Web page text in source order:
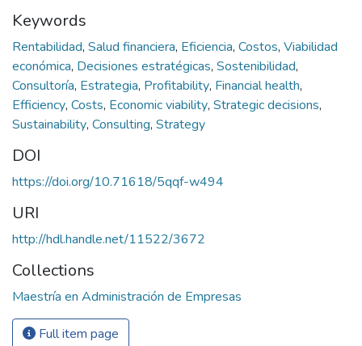
Keywords
Rentabilidad, Salud financiera, Eficiencia, Costos, Viabilidad
económica, Decisiones estratégicas, Sostenibilidad,
Consultoría, Estrategia, Profitability, Financial health,
Efficiency, Costs, Economic viability, Strategic decisions,
Sustainability, Consulting, Strategy
DOI
https://doi.org/10.71618/5qqf-w494
URI
http://hdl.handle.net/11522/3672
Collections
Maestría en Administración de Empresas
Full item page